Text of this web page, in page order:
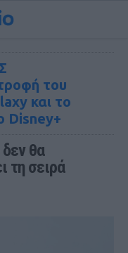
του
και το
Disney+
θα
τη σειρά